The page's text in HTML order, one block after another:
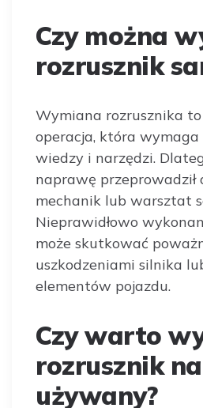
Czy można
rozrusznik
Wymiana rozrusznika
operacja, która wymaga
wiedzy i narzędzi.
naprawę przeprowadził
mechanik lub warsztat
Nieprawidłowo
może skutkować
uszkodzeniami silnika
elementów pojazdu.
Czy warto
rozrusznik na
używany?